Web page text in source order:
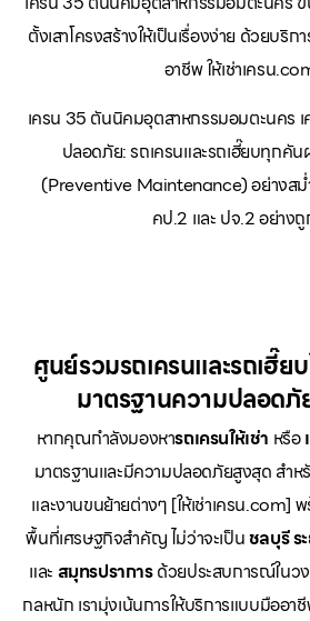
ตั้งเสาโครงสร้างให้เป็นเรื่องง่าย ด้วยบริ
อาชีพ ให้เช่าเครน
เครน 35 ตันนิคมอุตสาหกรรมอมตะนคร
ปลอดภัย: รถเครนและรถเฮี๊ยบทุกคั
(Preventive Maintenance) อย่างสม่
คป.2 และ ปจ.2 อย่าง
ศูนย์รวมรถเครนและรถเฮี๊ย
มาตรฐานความปลอดภั
หากคุณกำลังมองหารถเครนให้เช่า หรือ
มาตรฐานและมีความปลอดภัยสูงสุด สำห
และงานขนย้ายต่างๆ [ให้เช่าเครน.com]
พื้นที่เศรษฐกิจสำคัญ ไม่ว่าจะเป็นชลบุรี ร
และ สมุทรปราการด้วยประสบการณ์ในวง
กลหนัก เรามุ่งเน้นการให้บริการแบบมืออา